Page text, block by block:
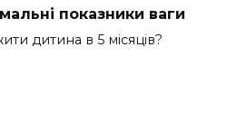
показники ваги
дитина в 5 місяців?